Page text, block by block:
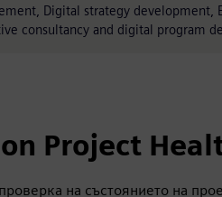
Digital strategy development,
consultancy and digital program
Project
на състоянието на